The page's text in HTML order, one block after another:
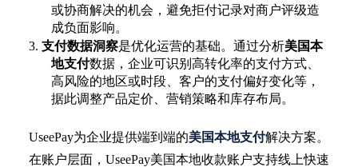
或协商解决的机会，避免拒付记录对商户评级造
成负面影响。
3. 支付数据洞察是优化运营的基础。通过分析美国本
地支付数据，企业可识别高转化率的支付方式、
高风险的地区或时段、客户的支付偏好变化等，
据此调整产品定价、营销策略和库存布局。
UseePay为企业提供端到端的美国本地支付解决方案。
在账户层面， UseePay美国本地收款账户支持线上快速